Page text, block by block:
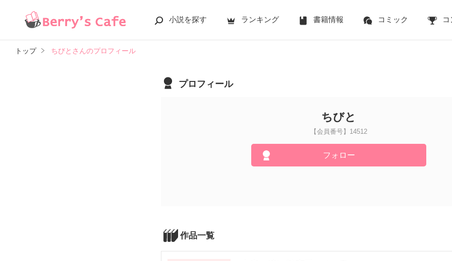
小説を探す ランキング 書籍情報 コミック コ
トップ ちびとさんのプロフィール
プロフィール
ちびと
【会員番号】14512
フォロー
作品一覧